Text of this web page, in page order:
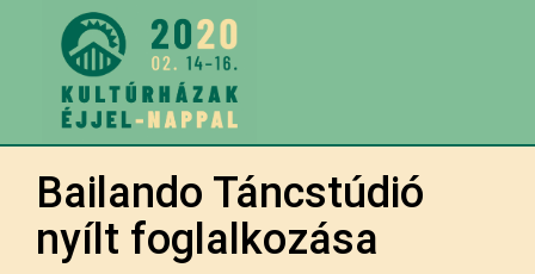
Bailando Táncstúdió
nyílt foglalkozása